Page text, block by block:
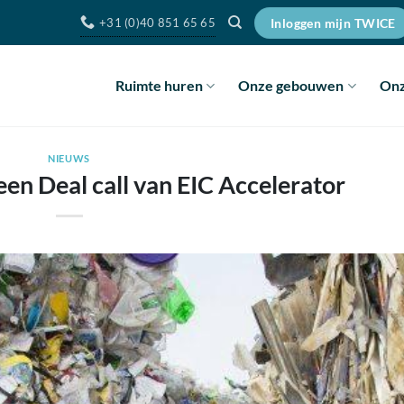
+31 (0)40 851 65 65 Inloggen mijn TWICE
Ruimte huren Onze gebouwen
NIEUWS
Deal call van EIC Accelerator